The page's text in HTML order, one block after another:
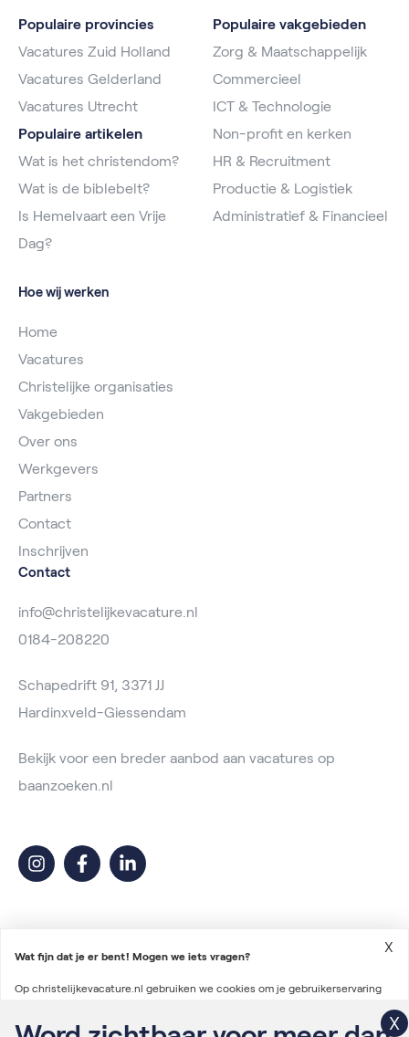
Populaire provincies
Vacatures Zuid Holland
Vacatures Gelderland
Vacatures Utrecht
Populaire artikelen
Wat is het christendom?
Wat is de biblebelt?
Is Hemelvaart een Vrije
Dag?
Populaire vakgebieden
Zorg & Maatschappelijk
Commercieel
ICT & Technologie
Non-profit en kerken
HR & Recruitment
Productie & Logistiek
Administratief & Financieel
Hoe wij werken
Home
Vacatures
Christelijke organisaties
Vakgebieden
Over ons
Werkgevers
Partners
Contact
Inschrijven
Contact
info@christelijkevacature.nl
0184-208220
Schapedrift 91, 3371 JJ
Hardinxveld-Giessendam
Bekijk voor een breder aanbod aan vacatures op
baanzoeken.nl
2026 © Christelijke Vacature
Voorwaarden vacatureplaatsing
Wat fijn dat je er bent! Mogen we iets vragen?
Op christelijkevacature.nl gebruiken we cookies om je gebruikerservaring
te verbeteren en advertenties te personaliseren. We gebruiken ook cookies
X